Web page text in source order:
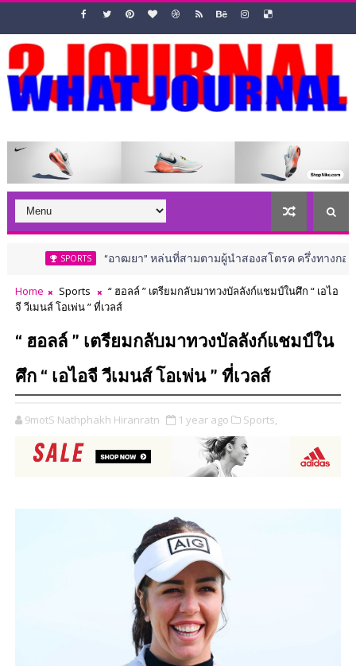
“อาฒยา” หล่นที่สามตามผู้นำสองสโตรค ครึ่งทางกอล์ฟ เอไอจี
Home Sports
“ ฮอลล์ ” เตรียมกลับมาทวงบัลลังก์แชมป์ในศึก “ เอไอ
จี วีเมนส์ โอเพ่น ” ที่เวลส์
“ ฮอลล์ ” เตรียมกลับมาทวงบัลลังก์แชมป์ใน
ศึก “ เอไอจี วีเมนส์ โอเพ่น ” ที่เวลส์
9motS Nathphakh Hiranratn 1 year ago Sports,